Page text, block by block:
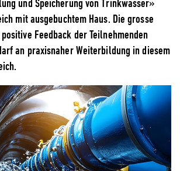
und Speicherung von Trinkwasser»
mit ausgebuchtem Haus. Die grosse
Feedback der Teilnehmenden
an praxisnaher Weiterbildung in diesem